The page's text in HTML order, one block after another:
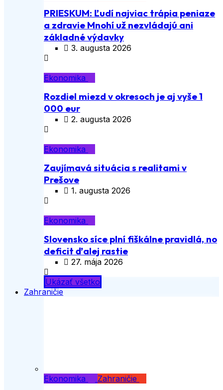
PRIESKUM: Ľudí najviac trápia peniaze
a zdravie Mnohí už nezvládajú ani
základné výdavky
3. augusta 2026
Ekonomika
Rozdiel miezd v okresoch je aj vyše 1
000 eur
2. augusta 2026
Ekonomika
Zaujímavá situácia s realitami v
Prešove
1. augusta 2026
Ekonomika
Slovensko síce plní fiškálne pravidlá, no
deficit ďalej rastie
27. mája 2026
Ukázať všetko
Zahraničie
Ekonomika Zahraničie